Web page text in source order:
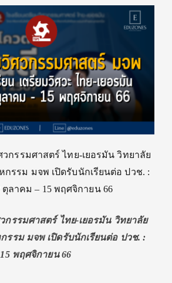
วกรรมศาสตร์ ไทย-เยอรมัน วิทยาลัย
กรรม มจพ เปิดรับนักเรียนต่อ ปวช. :
ลาคม – 15 พฤศจิกายน 66
วกรรมศาสตร์ ไทย-เยอรมัน วิทยาลัย
รรม มจพ เปิดรับนักเรียนต่อ ปวช. :
พฤศจิกายน 66